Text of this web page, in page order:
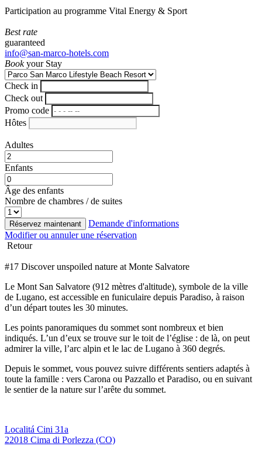
Participation au programme Vital Energy & Sport
Best rate
guaranteed
info@san-marco-hotels.com
Bookyour Stay
Check in
Check out
Promo code
Hôtes
Adultes
Enfants
Âge des enfants
Nombre de chambres / de suites
Réservez maintenant
Demande d'informations
Modifier ou annuler une réservation
Retour
#17 Discover unspoiled nature at Monte Salvatore
Le Mont San Salvatore (912 mètres d'altitude), symbole de la ville
de Lugano, est accessible en funiculaire depuis Paradiso, à raison
d’un départ toutes les 30 minutes.
Les points panoramiques du sommet sont nombreux et bien
indiqués. L’un d’eux se trouve sur le toit de l’église : de là, on peut
admirer la ville, l’arc alpin et le lac de Lugano à 360 degrés.
Depuis le sommet, vous pouvez suivre différents sentiers adaptés à
toute la famille : vers Carona ou Pazzallo et Paradiso, ou en suivant
le sentier de la nature sur l’arête du sommet.
Localitá Cini 31a
22018 Cima di Porlezza (CO)